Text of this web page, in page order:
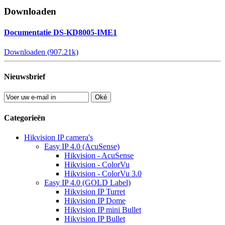
Downloaden
Documentatie DS-KD8005-IME1
Downloaden (907.21k)
Nieuwsbrief
Oké
Categorieën
Hikvision IP camera's
Easy IP 4.0 (AcuSense)
Hikvision - AcuSense
Hikvision - ColorVu
Hikvision - ColorVu 3.0
Easy IP 4.0 (GOLD Label)
Hikvision IP Turret
Hikvision IP Dome
Hikvision IP mini Bullet
Hikvision IP Bullet